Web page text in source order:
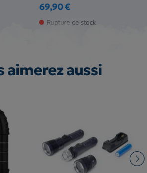
Prix
69,90 €
Rupture de stock
aimerez aussi